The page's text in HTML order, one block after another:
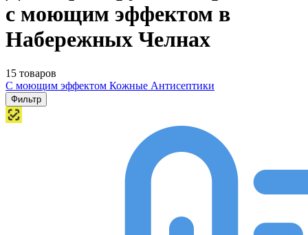
с моющим эффектом в
Набережных Челнах
15 товаров
С моющим эффектом Кожные Антисептики
Фильтр